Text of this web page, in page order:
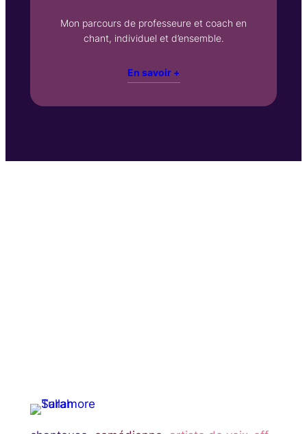
Mon parcours de professeure et coach en
chant, individuel et d’ensemble.
En savoir +